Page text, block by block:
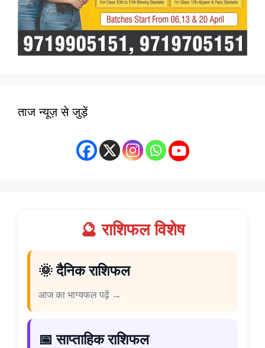
ताज न्यूज़ से जुड़ें
🔮 राशिफल विशेष
🌞 दैनिक राशिफल
आज का भाग्यफल पढ़ें →
📅 साप्ताहिक राशिफल